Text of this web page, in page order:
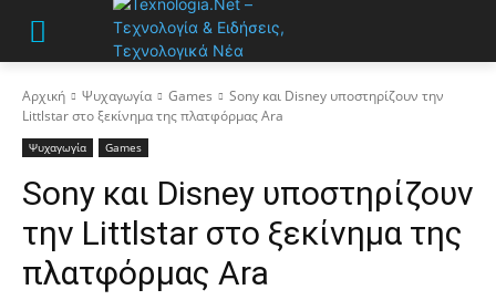
Αρχική Ψυχαγωγία Games
Sony και Disney υποστηρίζουν την
Littlstar στο ξεκίνημα της πλατφόρμας Ara
Ψυχαγωγία Games
Sony και Disney υποστηρίζουν
την Littlstar στο ξεκίνημα της
πλατφόρμας Ara